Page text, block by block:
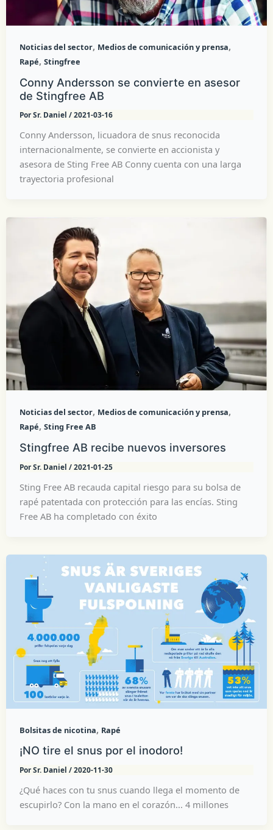
Noticias del sector, Medios de comunicación y prensa,
Rapé, Stingfree
Conny Andersson se convierte en asesor
de Stingfree AB
PorSr. Daniel /2021-03-16
Conny Andersson, licuadora de snus reconocida
internacionalmente, se convierte en accionista y
asesora de Sting Free AB Conny cuenta con una larga
trayectoria profesional
Noticias del sector, Medios de comunicación y prensa,
Rapé, Sting Free AB
Stingfree AB recibe nuevos inversores
PorSr. Daniel /2021-01-25
Sting Free AB recauda capital riesgo para su bolsa de
rapé patentada con protección para las encías. Sting
Free AB ha completado con éxito
Bolsitas de nicotina, Rapé
¡NO tire el snus por el inodoro!
PorSr. Daniel /2020-11-30
¿Qué haces con tu snus cuando llega el momento de
escupirlo? Con la mano en el corazón... 4 millones